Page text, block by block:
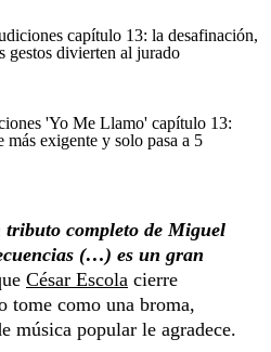
capítulo 13: la desafinación,
gestos divierten al jurado
'Yo Me Llamo' capítulo 13:
más exigente y solo pasa a 5
tributo completo de Miguel
(…) es un gran
César Escola cierre
tome como una broma,
música popular le agradece.